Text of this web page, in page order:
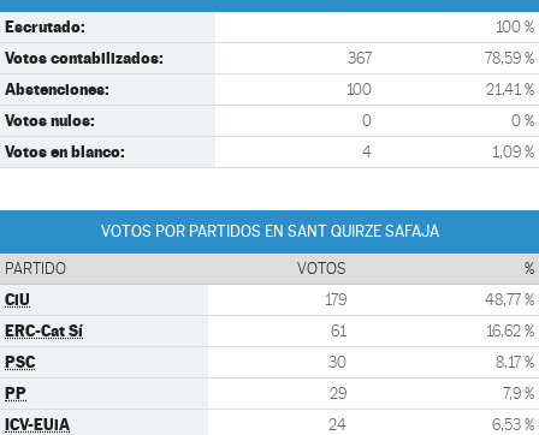
Escrutado: 100 %
Votos contabilizados: 367 78,59 %
Abstenciones: 100 21,41 %
Votos nulos: 0 0 %
Votos en blanco: 4 1,09 %
VOTOS POR PARTIDOS EN SANT QUIRZE SAFAJA
PARTIDO VOTOS %
CiU 179 48,77 %
ERC-Cat Sí 61 16,62 %
PSC 30 8,17 %
PP 29 7,9 %
ICV-EUiA 24 6,53 %